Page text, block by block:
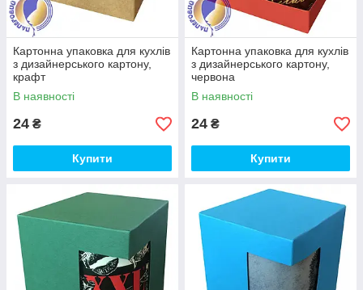
Картонна упаковка для кухлів
з дизайнерського картону,
крафт
В наявності
24 ₴
Купити
Картонна упаковка для кухлів
з дизайнерського картону,
червона
В наявності
24 ₴
Купити